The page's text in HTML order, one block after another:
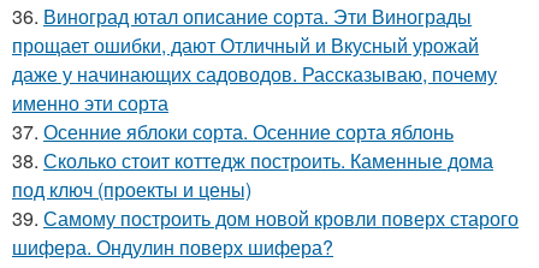
36. Виноград ютал описание сорта. Эти Винограды
прощает ошибки, дают Отличный и Вкусный урожай
даже у начинающих садоводов. Рассказываю, почему
именно эти сорта
37. Осенние яблоки сорта. Осенние сорта яблонь
38. Сколько стоит коттедж построить. Каменные дома
под ключ (проекты и цены)
39. Самому построить дом новой кровли поверх старого
шифера. Ондулин поверх шифера?